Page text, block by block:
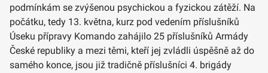
podmínkám se zvýšenou psychickou a fyzickou zátěží. Na
počátku, tedy 13. května, kurz pod vedením příslušníků
Úseku přípravy Komando zahájilo 25 příslušníků Armády
České republiky a mezi těmi, kteří jej zvládli úspěšně až do
samého konce, jsou již tradičně příslušníci 4. brigády